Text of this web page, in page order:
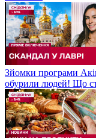
Зйомки програми
обурили людей! Що